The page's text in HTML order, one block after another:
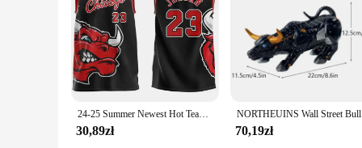
24-25 Summer Newest Hot Team nr. 23, kamizelka z okrągłym dekoltem Bull Fans Must-have Sports Szybkoschnąca moda męska i damska Oddychająca
30,89zł 70,19zł